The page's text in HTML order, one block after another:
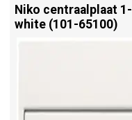
Niko centraalplaat
white (101-65100)